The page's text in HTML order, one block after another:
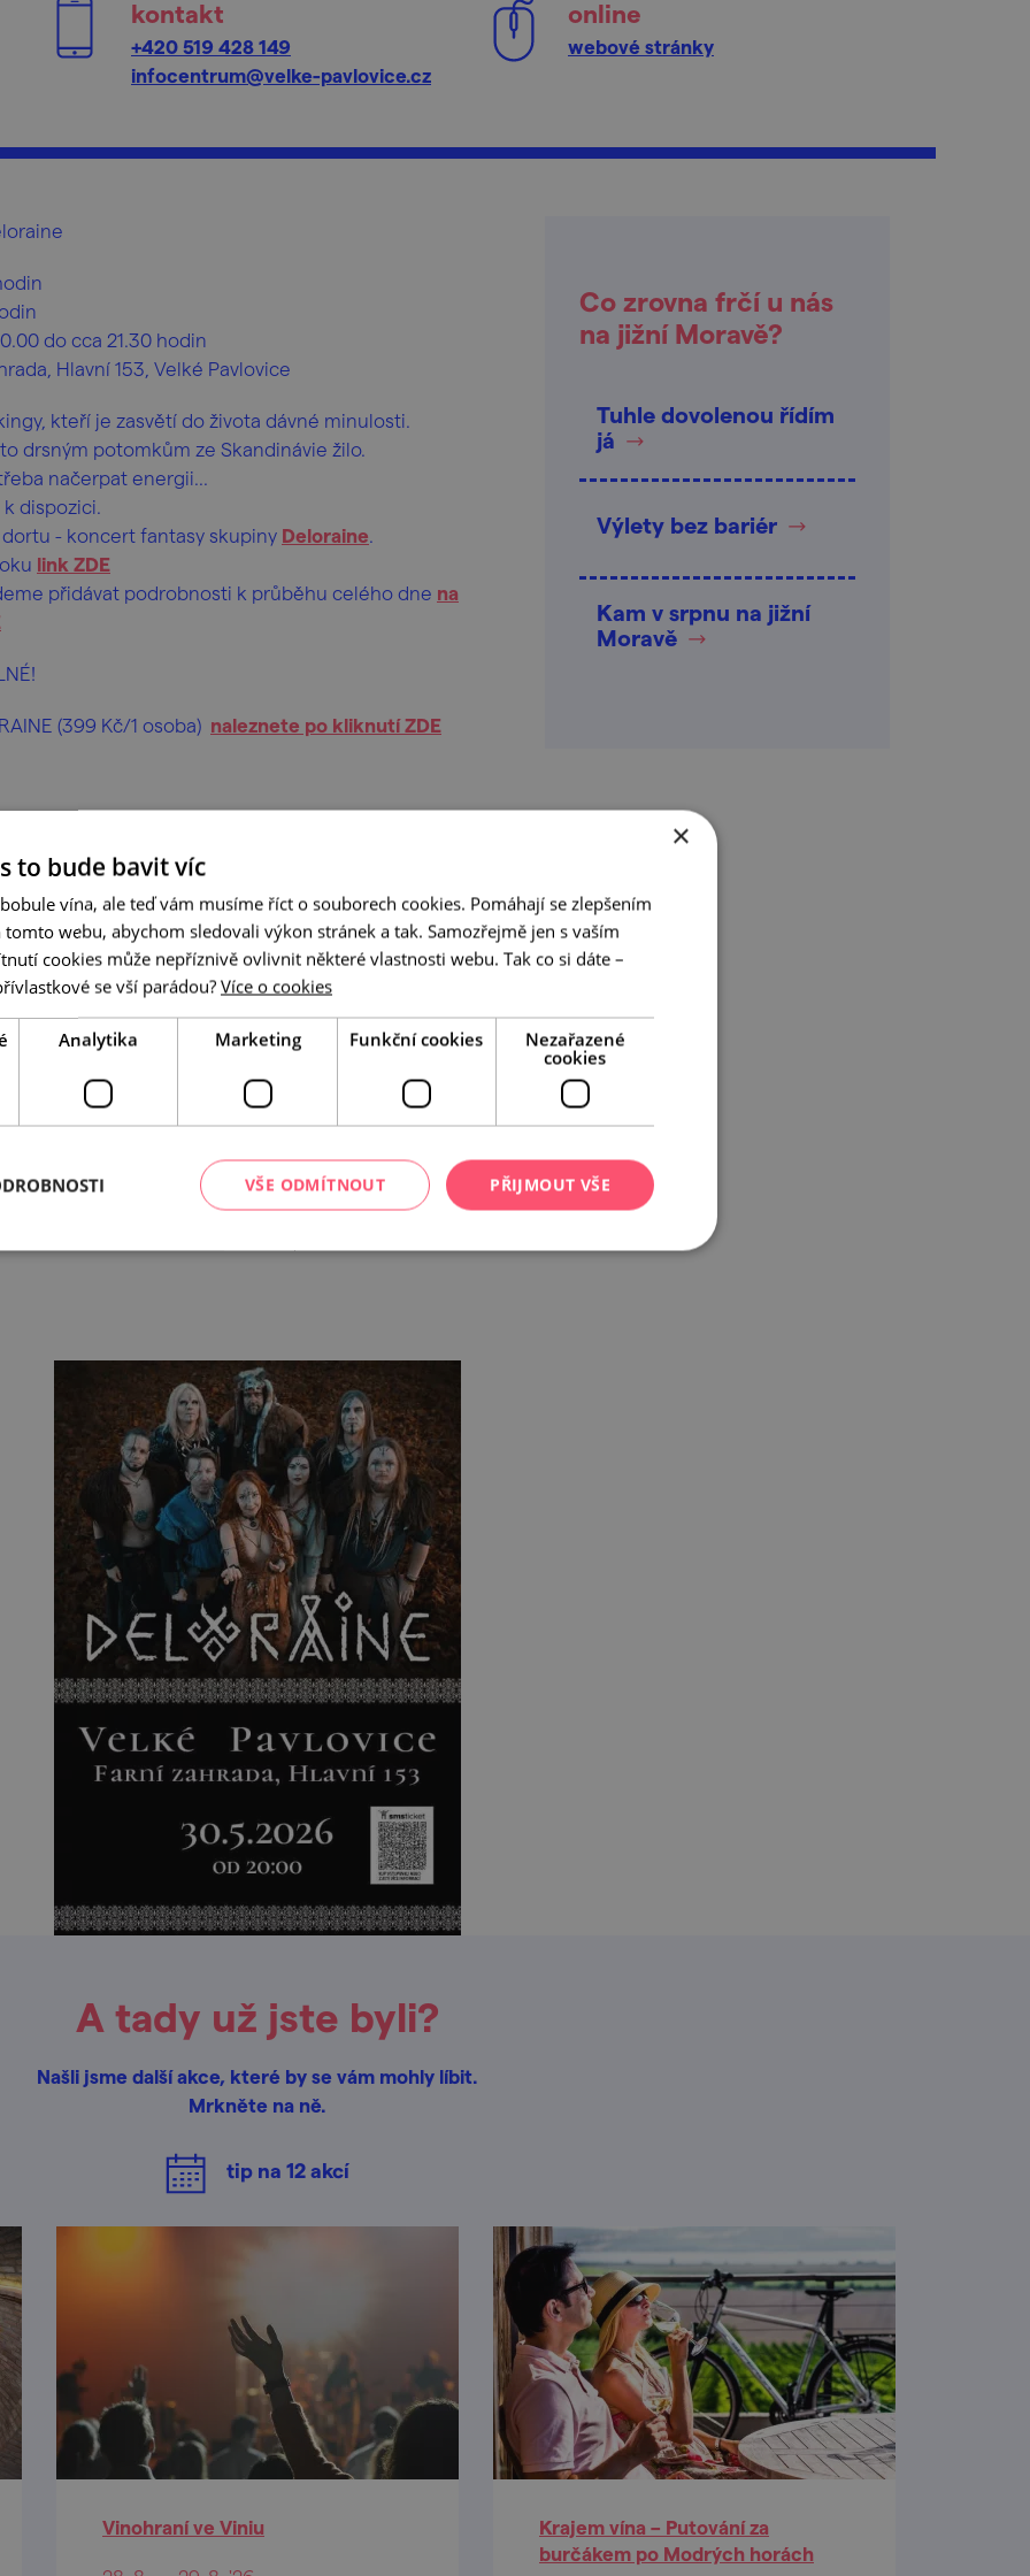
kontakt
+420 519 428 149
infocentrum@velke-pavlovice.cz
online
webové stránky
do cca 21.30 hodin
Hlavní 153, Velké Pavlovice
kteří je zasvětí do života dávné minulosti.
drsným potomkům ze Skandinávie žilo.
načerpat energii...
k dispozici.
- koncert fantasy skupiny Deloraine.
link ZDE
přidávat podrobnosti k průběhu celého dne na
(399 Kč/1 osoba) naleznete po kliknutí ZDE
Co zrovna frčí u nás
na jižní Moravě?
Tuhle dovolenou řídím
já
Výlety bez bariér
Kam v srpnu na jižní
Moravě
A tady už jste byli?
Našli jsme další akce, které by se vám mohly líbit.
Mrkněte na ně.
tip na 12akcí
Vinohraní ve Viniu
Krajem vína – Putování za
burčákem po Modrých horách
×
to bude bavit víc
vína, ale teď vám musíme říct o souborech cookies. Pomáhají se zlepšením
tomto webu, abychom sledovali výkon stránek a tak. Samozřejmě jen s vaším
cookies může nepříznivě ovlivnit některé vlastnosti webu. Tak co si dáte –
se vší parádou? Více o cookies
Analytika Marketing Funkční cookies
Nezařazené
cookies
PŘIJMOUT VŠE
VŠE ODMÍTNOUT